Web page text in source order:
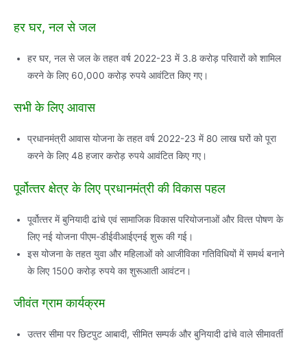
हर घर, नल से जल
हर घर, नल से जल के तहत वर्ष 2022-23 में 3.8 करोड़ परिवारों को शामिल
करने के लिए 60,000 करोड़ रुपये आवंटित किए गए।
सभी के लिए आवास
प्रधानमंत्री आवास योजना के तहत वर्ष 2022-23 में 80 लाख घरों को पूरा
करने के लिए 48 हजार करोड़ रुपये आवंटित किए गए।
पूर्वोत्‍तर क्षेत्र के लिए प्रधानमंत्री की विकास पहल
पूर्वोत्‍तर में बुनियादी ढांचे एवं सामाजिक विकास परियोजनाओं और वित्‍त पोषण के
लिए नई योजना पीएम-डीईवीआईएनई शुरू की गई।
इस योजना के तहत युवा और महिलाओं को आजीविका गतिविधियों में समर्थ बनाने
के लिए 1500 करोड़ रुपये का शुरूआती आवंटन।
जीवंत ग्राम कार्यक्रम
उत्‍तर सीमा पर छिटपुट आबादी, सीमित सम्‍पर्क और बुनियादी ढांचे वाले सीमावर्ती